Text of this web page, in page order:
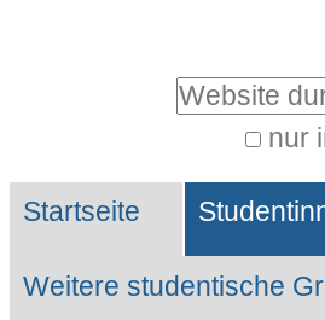
Website durchsuchen
nur
Suche…
Sektionen
Startseite
Weitere studentische